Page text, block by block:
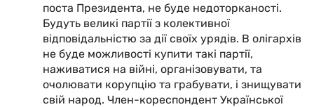
поста Президента, не буде недоторканості.
Будуть великі партії з колективної
відповідальністю за дії своїх урядів. В олігархів
не буде можливості купити такі партії,
наживатися на війні, організовувати, та
очолювати корупцію та грабувати, і знищувати
свій народ. Член-кореспондент Української